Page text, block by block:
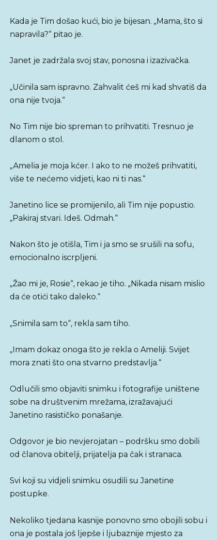
Kada je Tim došao kući, bio je bijesan. „Mama, što si
napravila?“ pitao je.
Janet je zadržala svoj stav, ponosna i izazivačka.
„Učinila sam ispravno. Zahvalit ćeš mi kad shvatiš da
ona nije tvoja.“
No Tim nije bio spreman to prihvatiti. Tresnuo je
dlanom o stol.
„Amelia je moja kćer. I ako to ne možeš prihvatiti,
više te nećemo vidjeti, kao ni ti nas.“
Janetino lice se promijenilo, ali Tim nije popustio.
„Pakiraj stvari. Ideš. Odmah.“
Nakon što je otišla, Tim i ja smo se srušili na sofu,
emocionalno iscrpljeni.
„Žao mi je, Rosie“, rekao je tiho. „Nikada nisam mislio
da će otići tako daleko.“
„Snimila sam to“, rekla sam tiho.
„Imam dokaz onoga što je rekla o Ameliji. Svijet
mora znati što ona stvarno predstavlja.“
Odlučili smo objaviti snimku i fotografije uništene
sobe na društvenim mrežama, izražavajući
Janetino rasističko ponašanje.
Odgovor je bio nevjerojatan – podršku smo dobili
od članova obitelji, prijatelja pa čak i stranaca.
Svi koji su vidjeli snimku osudili su Janetine
postupke.
Nekoliko tjedana kasnije ponovno smo obojili sobu i
ona je postala još ljepše i ljubaznije mjesto za